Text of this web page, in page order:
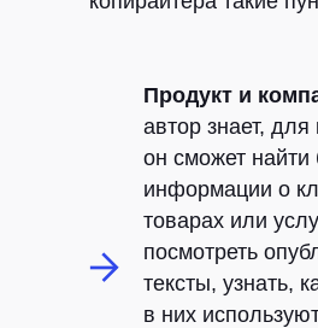
Продукт и
автор знает, для
он сможет
информации о
товарах или
посмотреть
тексты, узнать,
в них